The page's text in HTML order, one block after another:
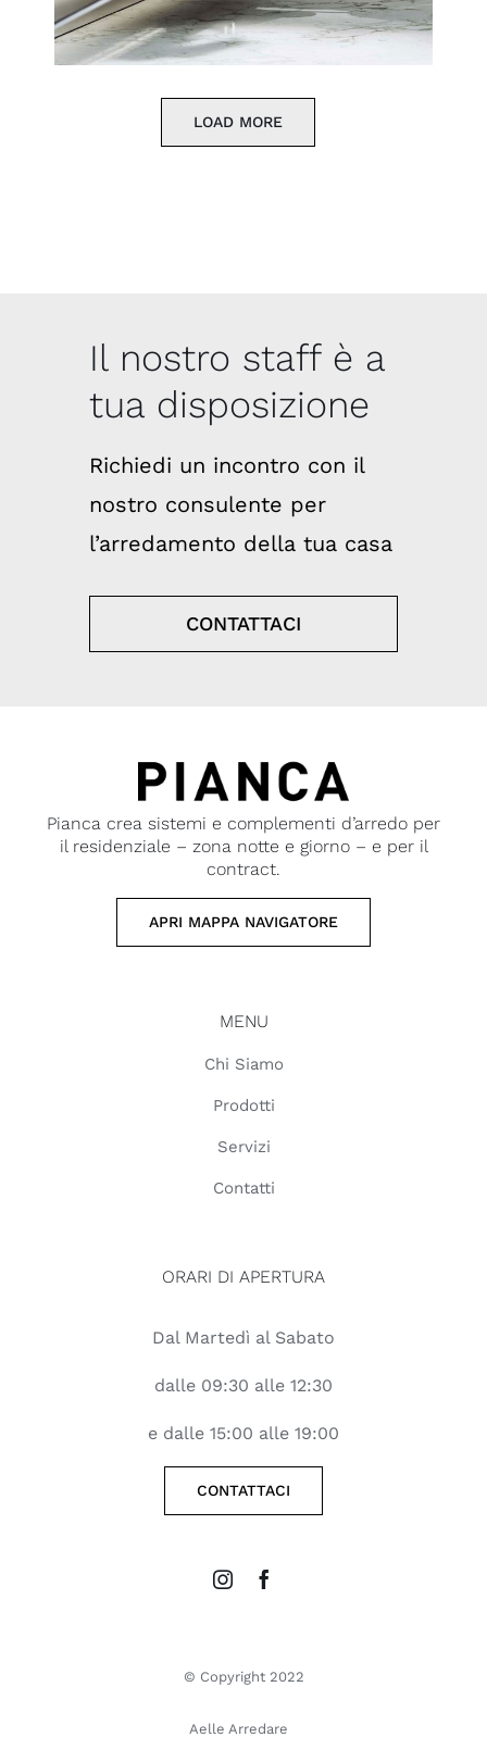
LOAD MORE
Il nostro staff è a
tua disposizione
Richiedi un incontro con il
nostro consulente per
l’arredamento della tua casa
CONTATTACI
Pianca crea sistemi e complementi d’arredo per
il residenziale – zona notte e giorno – e per il
contract.
APRI MAPPA NAVIGATORE
MENU
Chi Siamo
Prodotti
Servizi
Contatti
ORARI DI APERTURA
Dal Martedì al Sabato
dalle 09:30 alle 12:30
e dalle 15:00 alle 19:00
CONTATTACI
© Copyright 2022
Aelle Arredare